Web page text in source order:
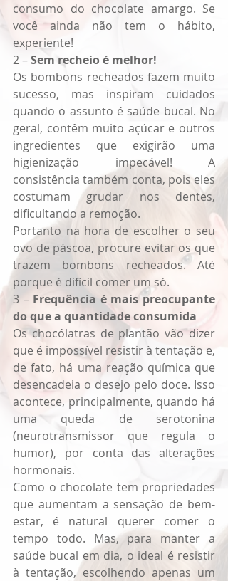
consumo do chocolate amargo. Se
você ainda não tem o hábito,
experiente!
2 – Sem recheio é melhor!
Os bombons recheados fazem muito
sucesso, mas inspiram cuidados
quando o assunto é saúde bucal. No
geral, contêm muito açúcar e outros
ingredientes que exigirão uma
higienização impecável! A
consistência também conta, pois eles
costumam grudar nos dentes,
dificultando a remoção.
Portanto na hora de escolher o seu
ovo de páscoa, procure evitar os que
trazem bombons recheados. Até
porque é difícil comer um só.
3 – Frequência é mais preocupante
do que a quantidade consumida
Os chocólatras de plantão vão dizer
que é impossível resistir à tentação e,
de fato, há uma reação química que
desencadeia o desejo pelo doce. Isso
acontece, principalmente, quando há
uma queda de serotonina
(neurotransmissor que regula o
humor), por conta das alterações
hormonais.
Como o chocolate tem propriedades
que aumentam a sensação de bem-
estar, é natural querer comer o
tempo todo. Mas, para manter a
saúde bucal em dia, o ideal é resistir
à tentação, escolhendo apenas um